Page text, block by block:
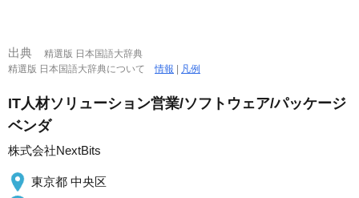
出典
精選版 日本国語大辞典
精選版 日本国語大辞典について情報 | 凡例
IT人材ソリューション営業/ソフトウェア/パッケージ
ベンダ
株式会社NextBits
東京都 中央区